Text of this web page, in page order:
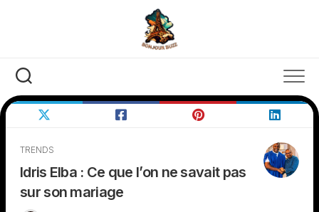
TRENDS
Idris Elba : Ce que l’on ne savait pas
sur son mariage